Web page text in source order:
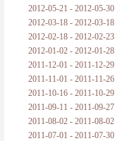
2012-05-21 - 2012-05-30
2012-03-18 - 2012-03-18
2012-02-18 - 2012-02-23
2012-01-02 - 2012-01-28
2011-12-01 - 2011-12-29
2011-11-01 - 2011-11-26
2011-10-16 - 2011-10-29
2011-09-11 - 2011-09-27
2011-08-02 - 2011-08-02
2011-07-01 - 2011-07-30